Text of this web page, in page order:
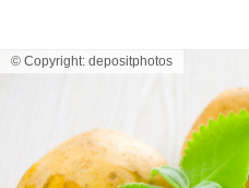
© Copyright: depositphotos